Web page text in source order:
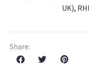
UK),
Share: